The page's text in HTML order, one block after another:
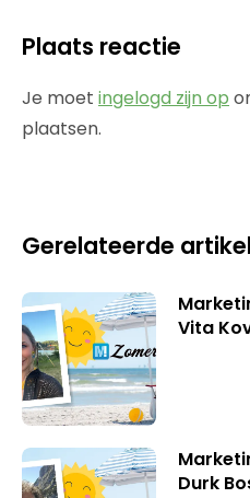
Plaats reactie
Je moet ingelogd zijn op
plaatsen.
Gerelateerde
Vita
Durk